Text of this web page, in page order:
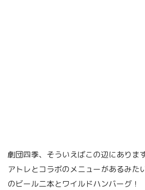
劇団四季、そういえばこの辺にありま
アトレとコラボのメニューがあるみた
のビール二本とワイルドハンバーグ！